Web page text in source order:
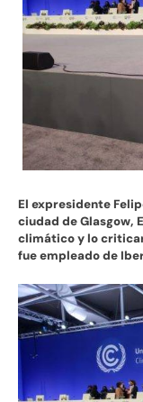
El expresidente
ciudad de Glasgow,
climático y lo
fue empleado de